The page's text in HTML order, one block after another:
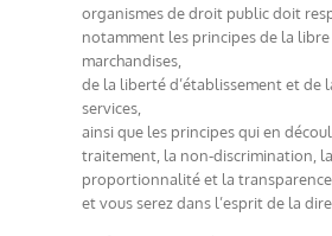
organismes de droit public doit
notamment les principes de la
marchandises,
de la liberté d’établissement et de
services,
ainsi que les principes qui en
traitement, la non-discrimination,
proportionnalité et la
et vous serez dans l’esprit de la